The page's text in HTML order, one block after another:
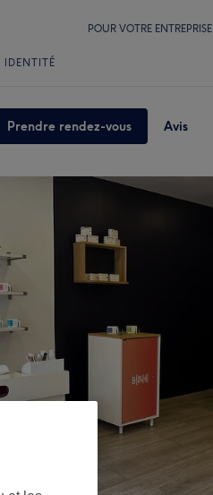
POUR VOTRE ENTREPRISE
IDENTITÉ
Prendre rendez-vous Avis